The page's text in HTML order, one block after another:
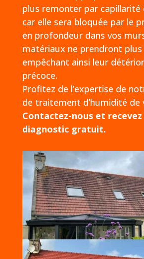
plus remonter par capillarité
car elle sera bloquée par le
en profondeur dans vos
matériaux ne prendront plus
empêchant ainsi leur
précoce.
Profitez de l’expertise de
de traitement d’humidité de
Contactez-nous et recevez
diagnostic gratuit.